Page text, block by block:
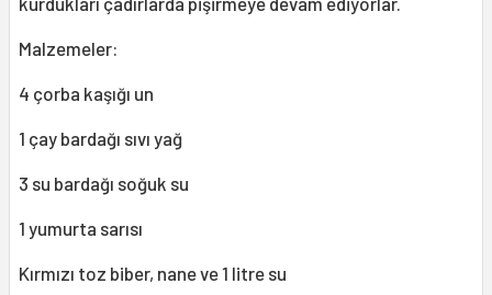
Malzemeler:
4 çorba kaşığı un
1 çay bardağı sıvı yağ
3 su bardağı soğuk su
1 yumurta sarısı
Kırmızı toz biber, nane ve 1 litre su